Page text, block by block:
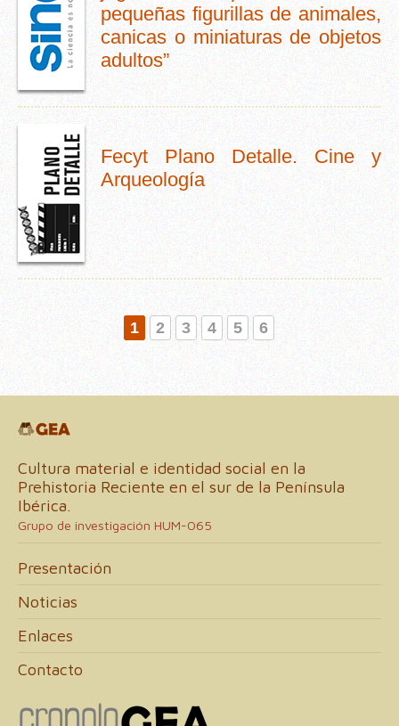
pequeñas figurillas de animales,
canicas o miniaturas de objetos
adultos”
Fecyt Plano Detalle. Cine y
Arqueología
1 2 3 4 5 6
Cultura material e identidad social en la
Prehistoria Reciente en el sur de la Península
Ibérica.
Grupo de investigación HUM-065
Presentación
Noticias
Enlaces
Contacto